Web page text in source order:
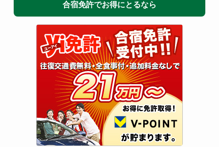
合宿免許でお得にとるなら